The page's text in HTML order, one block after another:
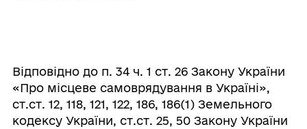
Відповідно до п. 34 ч. 1 ст. 26 Закону України
«Про місцеве самоврядування в Україні»,
ст.ст. 12, 118, 121, 122, 186, 186(1) Земельного
кодексу України, ст.ст. 25, 50 Закону України